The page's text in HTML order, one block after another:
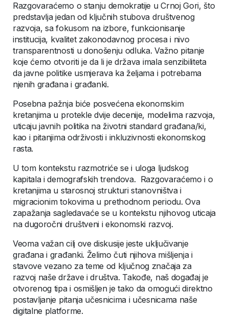
Razgovaraćemo o stanju demokratije u Crnoj Gori, što
predstavlja jedan od ključnih stubova društvenog
razvoja, sa fokusom na izbore, funkcionisanje
institucija, kvalitet zakonodavnog procesa i nivo
transparentnosti u donošenju odluka. Važno pitanje
koje ćemo otvoriti je da li je država imala senzibiliteta
da javne politike usmjerava ka željama i potrebama
njenih građana i građanki.
Posebna pažnja biće posvećena ekonomskim
kretanjima u protekle dvije decenije, modelima razvoja,
uticaju javnih politika na životni standard građana/ki,
kao i pitanjima održivosti i inkluzivnosti ekonomskog
rasta.
U tom kontekstu razmotriće se i uloga ljudskog
kapitala i demografskih trendova. Razgovaraćemo i o
kretanjima u starosnoj strukturi stanovništva i
migracionim tokovima u prethodnom periodu. Ova
zapažanja sagledavaće se u kontekstu njihovog uticaja
na dugoročni društveni i ekonomski razvoj.
Veoma važan cilj ove diskusije jeste uključivanje
građana i građanki. Želimo čuti njihova mišljenja i
stavove vezano za teme od ključnog značaja za
razvoj naše države i društva. Takođe, naš događaj je
otvorenog tipa i osmišljen je tako da omogući direktno
postavljanje pitanja učesnicima i učesnicama naše
digitalne platforme.